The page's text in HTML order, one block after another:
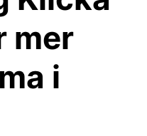
mer
i